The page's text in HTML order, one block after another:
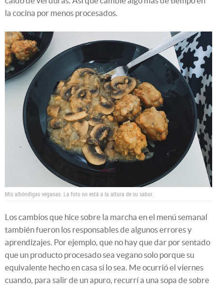
la cocina por menos procesados.
Mis albóndigas veganas. La foto no está a la altura de su sabor.
Los cambios que hice sobre la marcha en el menú semanal
también fueron los responsables de algunos errores y
aprendizajes. Por ejemplo, que no hay que dar por sentado
que un producto procesado sea vegano solo porque su
equivalente hecho en casa sí lo sea. Me ocurrió el viernes
cuando, para salir de un apuro, recurrí a una sopa de sobre